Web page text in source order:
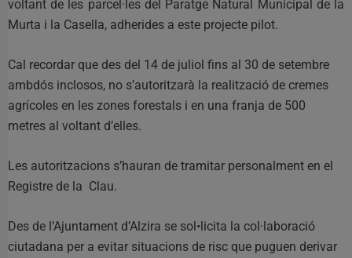
voltant de les parcel·les del Paratge Natural Municipal de la
Murta i la Casella, adherides a este projecte pilot.
Cal recordar que des del 14 de juliol fins al 30 de setembre
ambdós inclosos, no s’autoritzarà la realització de cremes
agrícoles en les zones forestals i en una franja de 500
metres al voltant d’elles.
Les autoritzacions s’hauran de tramitar personalment en el
Registre de la Clau.
Des de l’Ajuntament d’Alzira se sol•licita la col·laboració
ciutadana per a evitar situacions de risc que puguen derivar